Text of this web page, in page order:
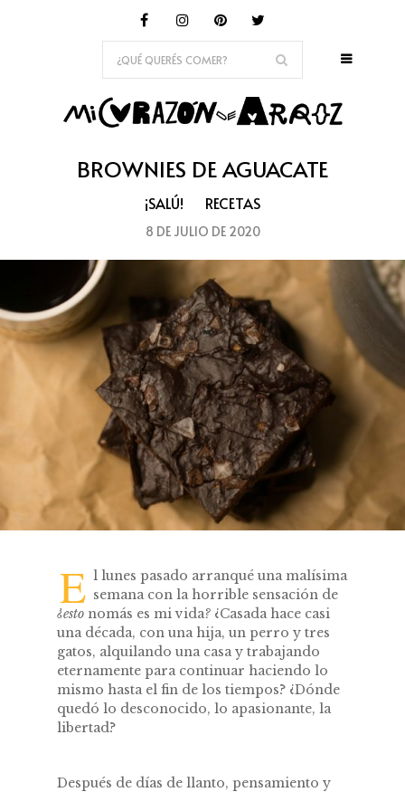
BROWNIES DE AGUACATE
¡SALÚ! RECETAS
8 DE JULIO DE 2020
E l lunes pasado arranqué una malísima
semana con la horrible sensación de
¿esto nomás es mi vida? ¿Casada hace casi
una década, con una hija, un perro y tres
gatos, alquilando una casa y trabajando
eternamente para continuar haciendo lo
mismo hasta el fin de los tiempos? ¿Dónde
quedó lo desconocido, lo apasionante, la
libertad?
Después de días de llanto, pensamiento y